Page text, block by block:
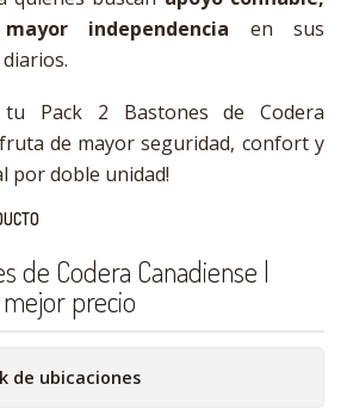
independencia en sus
tu Pack 2 Bastones de Codera
de mayor seguridad, confort y
por doble unidad!
de Codera Canadiense |
precio
de ubicaciones